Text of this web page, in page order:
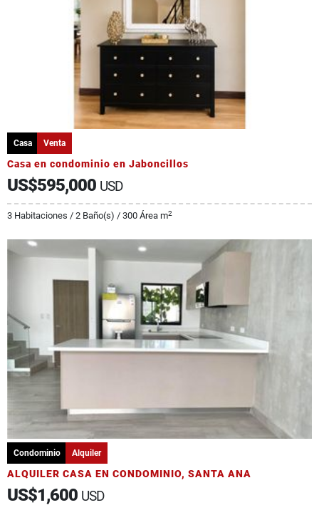
Casa Venta
Casa en condominio en Jaboncillos
US$595,000 USD
3 Habitaciones / 2 Baño(s) / 300 Área m2
Condominio Alquiler
ALQUILER CASA EN CONDOMINIO, SANTA ANA
US$1,600 USD